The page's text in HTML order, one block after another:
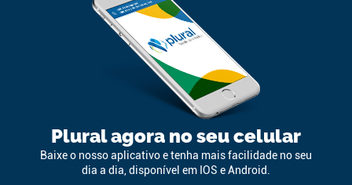
Plural agora no seu celular
Baixe o nosso aplicativo e tenha mais facilidade no seu
dia a dia, disponível em IOS e Android.